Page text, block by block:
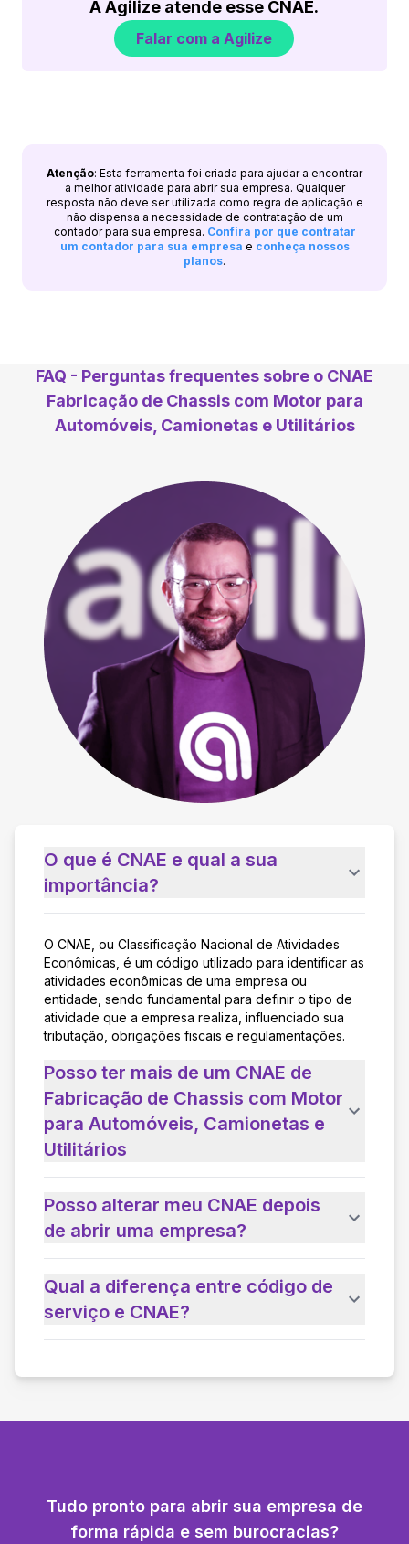
A Agilize atende esse CNAE.
Falar com a Agilize
Atenção: Esta ferramenta foi criada para ajudar a encontrar
a melhor atividade para abrir sua empresa. Qualquer
resposta não deve ser utilizada como regra de aplicação e
não dispensa a necessidade de contratação de um
contador para sua empresa. Confira por que contratar
um contador para sua empresa e conheça nossos
planos.
FAQ - Perguntas frequentes sobre o CNAE
Fabricação de Chassis com Motor para
Automóveis, Camionetas e Utilitários
O que é CNAE e qual a sua
importância?
O CNAE, ou Classificação Nacional de Atividades
Econômicas, é um código utilizado para identificar as
atividades econômicas de uma empresa ou
entidade, sendo fundamental para definir o tipo de
atividade que a empresa realiza, influenciado sua
tributação, obrigações fiscais e regulamentações.
Posso ter mais de um CNAE de
Fabricação de Chassis com Motor
para Automóveis, Camionetas e
Utilitários
Posso alterar meu CNAE depois
de abrir uma empresa?
Qual a diferença entre código de
serviço e CNAE?
Tudo pronto para abrir sua empresa de
forma rápida e sem burocracias?